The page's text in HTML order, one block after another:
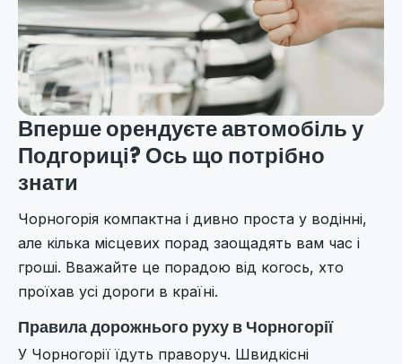
Вперше орендуєте автомобіль у
Подгориці? Ось що потрібно
знати
Чорногорія компактна і дивно проста у водінні,
але кілька місцевих порад заощадять вам час і
гроші. Вважайте це порадою від когось, хто
проїхав усі дороги в країні.
Правила дорожнього руху в Чорногорії
У Чорногорії їдуть праворуч. Швидкісні